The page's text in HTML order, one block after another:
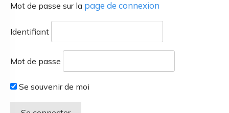
Mot de passe sur la page de connexion
Identifiant
Mot de passe
Se souvenir de moi